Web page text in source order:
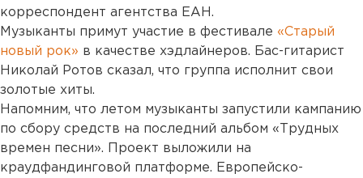
корреспондент агентства ЕАН.
Музыканты примут участие в фестивале «Старый
новый рок» в качестве хэдлайнеров. Бас-гитарист
Николай Ротов сказал, что группа исполнит свои
золотые хиты.
Напомним, что летом музыканты запустили кампанию
по сбору средств на последний альбом «Трудных
времен песни». Проект выложили на
краудфандинговой платформе. Европейско-